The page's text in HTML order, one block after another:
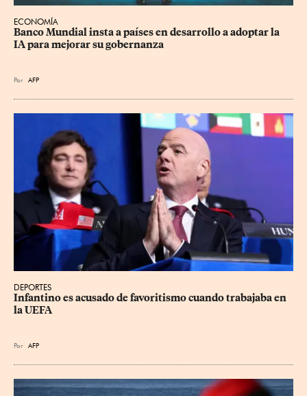
ECONOMÍA
Banco Mundial insta a países en desarrollo a adoptar la
IA para mejorar su gobernanza
Por AFP
DEPORTES
Infantino es acusado de favoritismo cuando trabajaba en
la UEFA
Por AFP